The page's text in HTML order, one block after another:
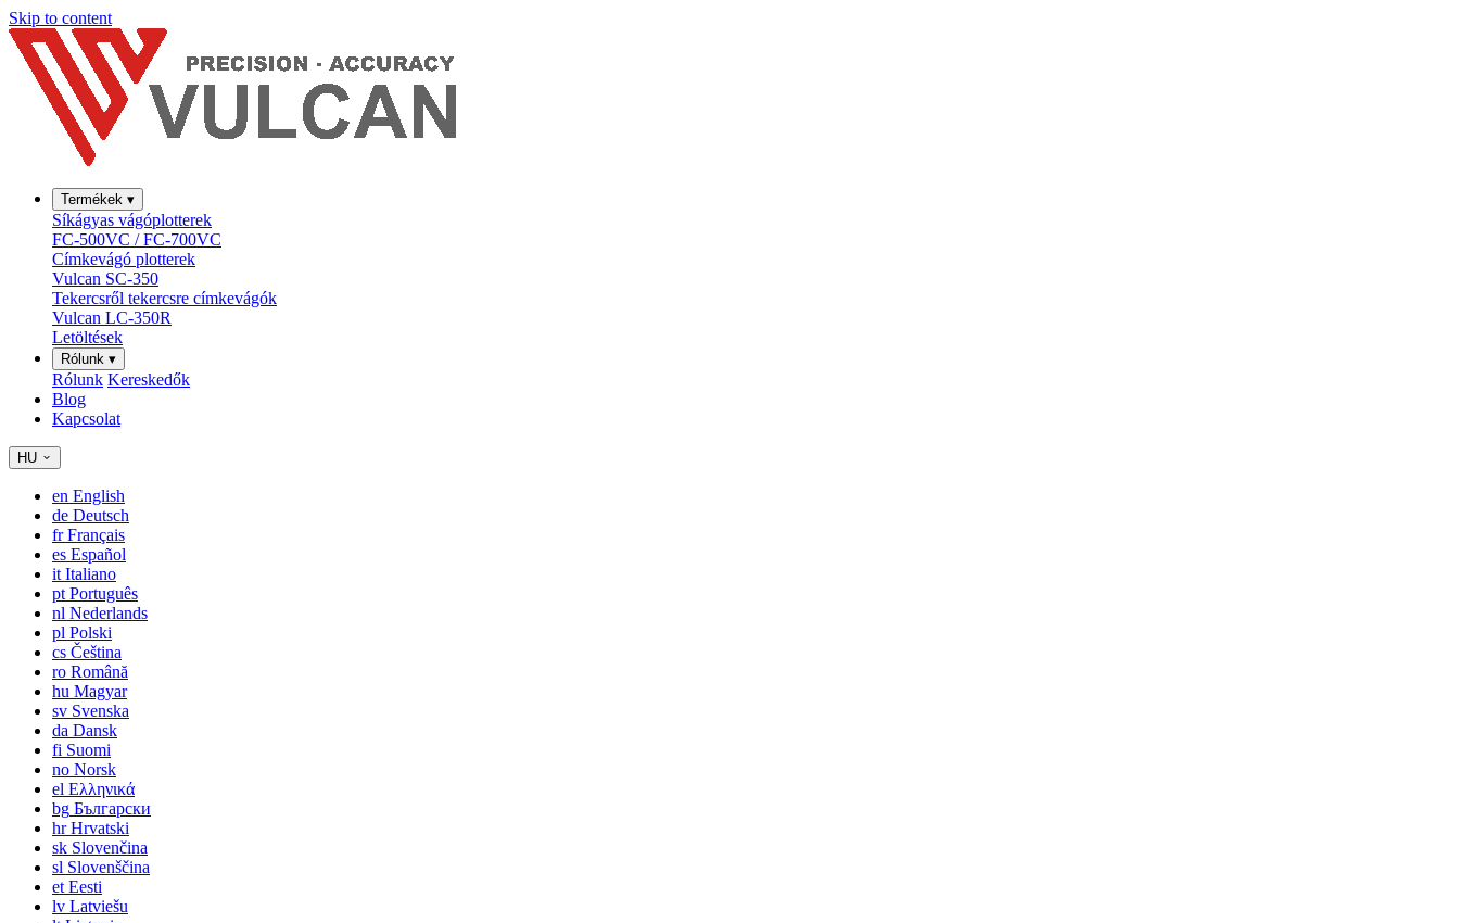
Skip to content
Termékek ▾
Síkágyas vágóplotterek
FC-500VC / FC-700VC
Címkevágó plotterek
Vulcan SC-350
Tekercsről tekercsre címkevágók
Vulcan LC-350R
Letöltések
Rólunk ▾
Rólunk Kereskedők
Blog
Kapcsolat
HU
en English
de Deutsch
frFrançais
es Español
it Italiano
pt Português
nl Nederlands
pl Polski
cs Čeština
ro Română
hu Magyar
sv Svenska
da Dansk
fi Suomi
no Norsk
el Ελληνικά
bg Български
hrHrvatski
sk Slovenčina
sl Slovenščina
et Eesti
lv Latviešu